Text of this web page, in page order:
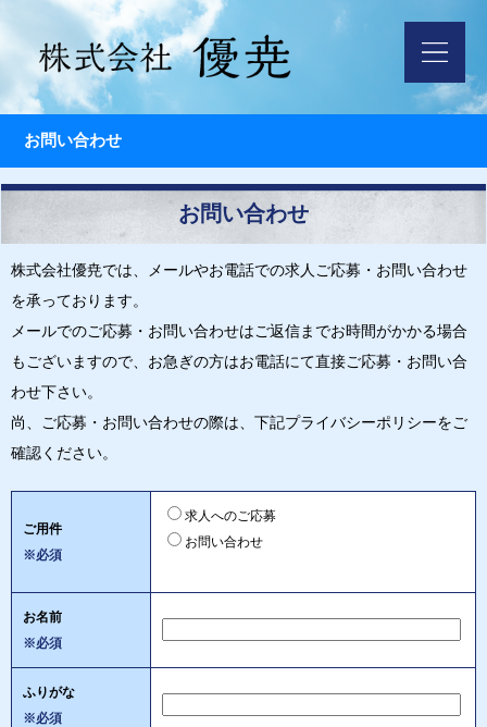
お問い合わせ
お問い合わせ
株式会社優尭では、メールやお電話での求人ご応募・お問い合わせ
を承っております。
メールでのご応募・お問い合わせはご返信までお時間がかかる場合
もございますので、お急ぎの方はお電話にて直接ご応募・お問い合
わせ下さい。
尚、ご応募・お問い合わせの際は、下記プライバシーポリシーをご
確認ください。
ご用件
※必須
求人へのご応募
お問い合わせ
お名前
※必須
ふりがな
※必須